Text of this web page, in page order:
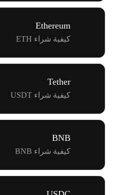
Ethereum
كيفية شراء ETH
Tether
كيفية شراء USDT
BNB
كيفية شراء BNB